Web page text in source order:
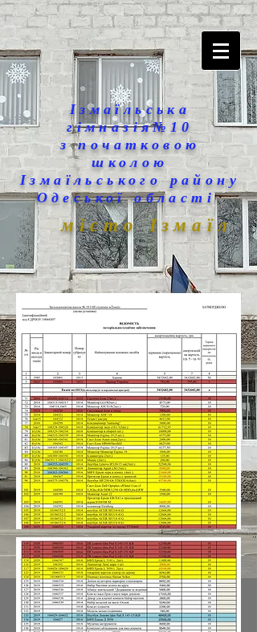
Ізмаїльська
гімназія№10
з початковою
школою
Ізмаїльського району
Одеської області
місто Ізмаїл